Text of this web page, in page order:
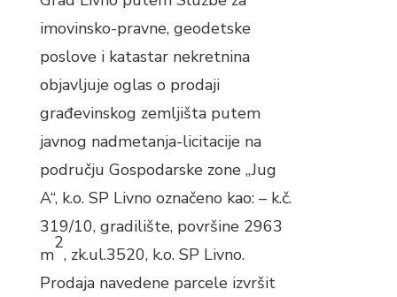
imovinsko-pravne, geodetske
poslove i katastar nekretnina
objavljuje oglas o prodaji
građevinskog zemljišta putem
javnog nadmetanja-licitacije na
području Gospodarske zone „Jug
A“, k.o. SP Livno označeno kao: – k.č.
319/10, gradilište, površine 2963
m
2
, zk.ul.3520, k.o. SP Livno.
Prodaja navedene parcele izvršit